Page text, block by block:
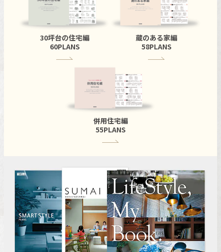
30坪台の住宅編
60PLANS
蔵のある家編
58PLANS
併用住宅編
55PLANS